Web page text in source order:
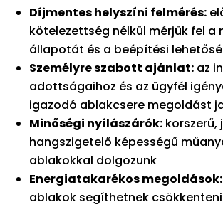
Díjmentes helyszíni felmérés:
kötelezettség nélkül mérjük fel a
állapotát és a beépítési
Személyre szabott ajánlat: az
adottságaihoz és az ügyfél
igazodó ablakcsere megoldást
Minőségi nyílászárók: korszerű,
hangszigetelő képességű
ablakokkal dolgozunk
Energiatakarékos megoldások:
ablakok segíthetnek